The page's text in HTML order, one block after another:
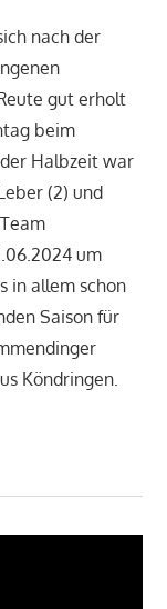
nach der
gut erholt
beim
Halbzeit war
(2) und
um
in allem schon
Saison für
Köndringen.